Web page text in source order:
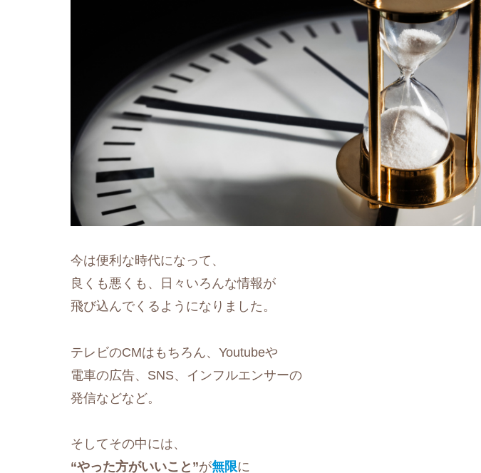
今は便利な時代になって、
良くも悪くも、日々いろんな情報が
飛び込んでくるようになりました。
テレビのCMはもちろん、Youtubeや
電車の広告、SNS、インフルエンサーの
発信などなど。
そしてその中には、
“やった方がいいこと”が無限に